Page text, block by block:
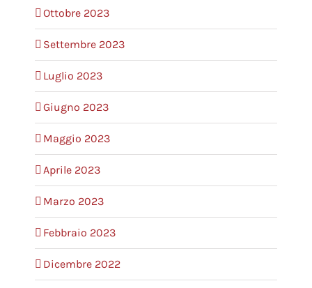
Ottobre 2023
Settembre 2023
Luglio 2023
Giugno 2023
Maggio 2023
Aprile 2023
Marzo 2023
Febbraio 2023
Dicembre 2022